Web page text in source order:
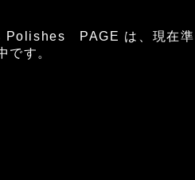
PAGE は、現在準
です。